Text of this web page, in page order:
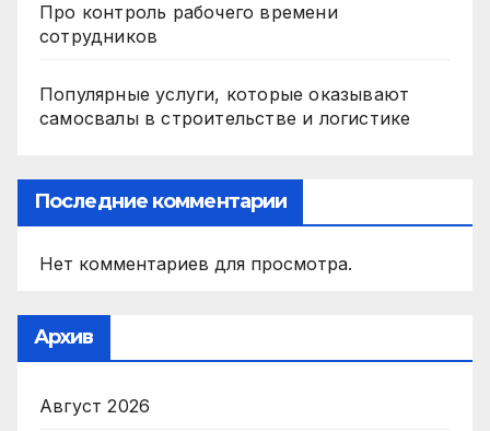
Про контроль рабочего времени
сотрудников
Популярные услуги, которые оказывают
самосвалы в строительстве и логистике
Последние комментарии
Нет комментариев для просмотра.
Архив
Август 2026